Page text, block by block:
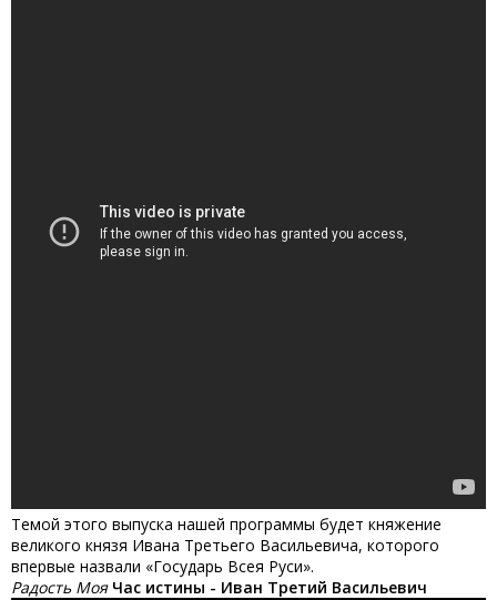
Темой этого выпуска нашей программы будет княжение
великого князя Ивана Третьего Васильевича, которого
впервые назвали «Государь Всея Руси».
Радость Моя Час истины - Иван Третий Васильевич